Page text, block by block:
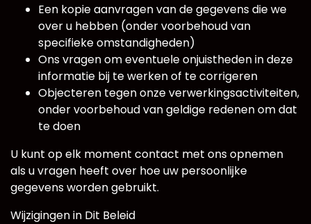
Een kopie aanvragen van de gegevens die we
over u hebben (onder voorbehoud van
specifieke omstandigheden)
Ons vragen om eventuele onjuistheden in deze
informatie bij te werken of te corrigeren
Objecteren tegen onze verwerkingsactiviteiten,
onder voorbehoud van geldige redenen om dat
te doen
U kunt op elk moment contact met ons opnemen
als u vragen heeft over hoe uw persoonlijke
gegevens worden gebruikt.
Wijzigingen in Dit Beleid